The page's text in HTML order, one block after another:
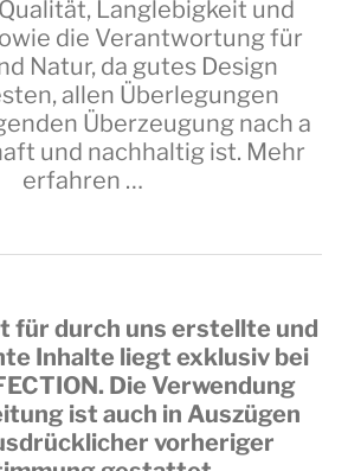
Langlebigkeit und
die Verantwortung für
Natur, da gutes Design
allen Überlegungen
Überzeugung nach a
und nachhaltig ist. Mehr
erfahren …
für durch uns erstellte und
Inhalte liegt exklusiv bei
. Die Verwendung
ist auch in Auszügen
vorheriger